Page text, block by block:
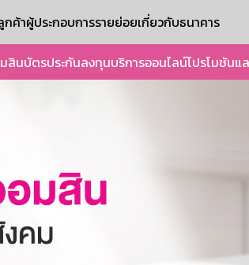
กค้าผู้ประกอบการรายย่อยเกี่ยวกับธนาคาร
สินบัตรประกันลงทุนบริการออนไลน์โปรโมชันแ